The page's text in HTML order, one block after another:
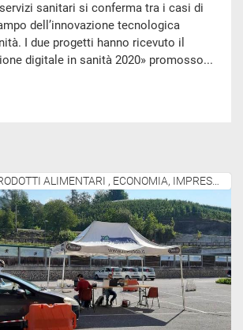
sanitari si conferma tra i casi di
dell’innovazione tecnologica
I due progetti hanno ricevuto il
digitale in sanità 2020» promosso...